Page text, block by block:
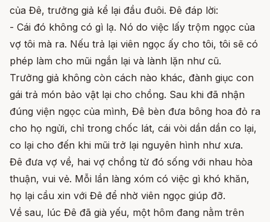
của Đê, trưởng giả kể lại đầu đuôi. Đê đáp lời:
- Cái đó không có gì lạ. Nó do việc lấy trộm ngọc của
vợ tôi mà ra. Nếu trả lại viên ngọc ấy cho tôi, tôi sẽ có
phép làm cho mũi ngắn lại và lành lặn như cũ.
Trưởng giả không còn cách nào khác, đành giục con
gái trả món bảo vật lại cho chồng. Sau khi đã nhận
đúng viện ngọc của mình, Đê bèn đưa bông hoa đỏ ra
cho họ ngửi, chỉ trong chốc lát, cái vòi dần dần co lại,
co lại cho đến khi mũi trở lại nguyên hình như xưa.
Đê đưa vợ về, hai vợ chồng từ đó sống với nhau hòa
thuận, vui vẻ. Mỗi lần làng xóm có việc gì khó khăn,
họ lại cầu xin với Đê để nhờ viên ngọc giúp đỡ.
Về sau, lúc Đê đã già yếu, một hôm đang nằm trên